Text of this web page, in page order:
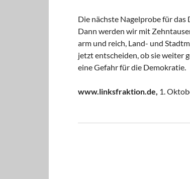
Die nächste Nagelprobe für
Dann werden wir mit
arm und reich, Land- und
jetzt entscheiden, ob sie weiter
eine Gefahr für die Demokratie.
www.linksfraktion.de, 1.